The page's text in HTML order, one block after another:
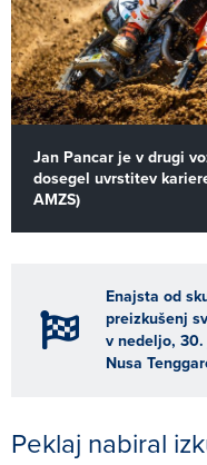
Jan Pancar je v drugi
dosegel uvrstitev
AMZS)
Enajsta od
preizkušenj
v nedeljo,
Nusa
Peklaj nabiral